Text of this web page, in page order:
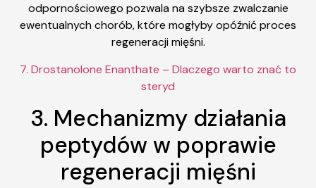
odpornościowego pozwala na szybsze zwalczanie
ewentualnych chorób, które mogłyby opóźnić proces
regeneracji mięśni.
7. Drostanolone Enanthate – Dlaczego warto znać to
steryd
3. Mechanizmy działania
peptydów w poprawie
regeneracji mięśni